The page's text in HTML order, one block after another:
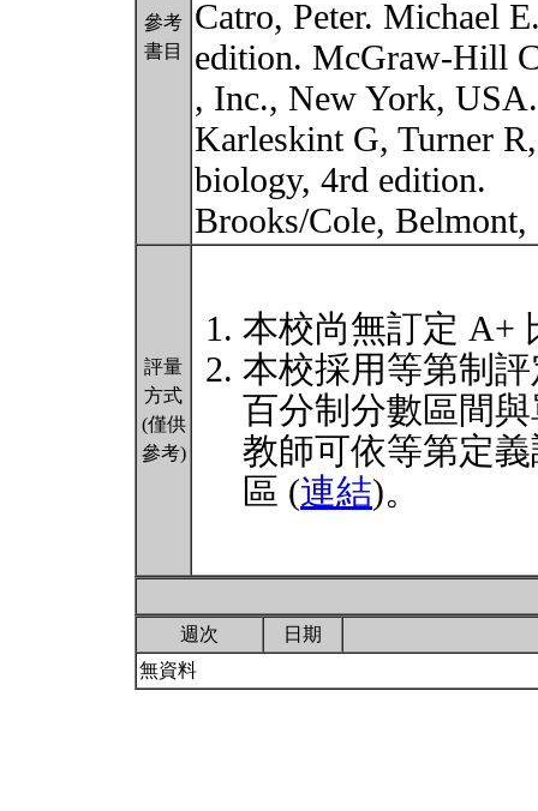
參考
書目
Catro, Peter. Michael
edition. McGraw-Hill
, Inc., New York, USA.
Karleskint G, Turner
biology, 4rd edition.
Brooks/Cole,
評量
方式
(僅供
參考)
本校尚無訂定 A+
本校採用等第制
百分制分數區間
教師可依等第定
區 (連結)。
週次
日期
無資料